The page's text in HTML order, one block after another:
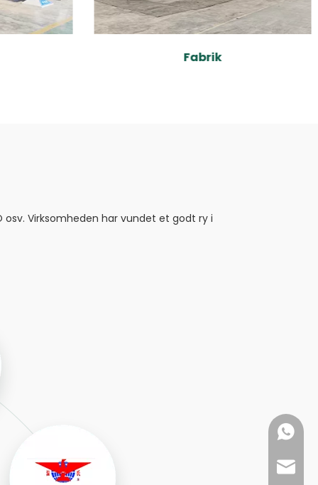
Fabrik
osv. Virksomheden har vundet et godt ry i
+86-